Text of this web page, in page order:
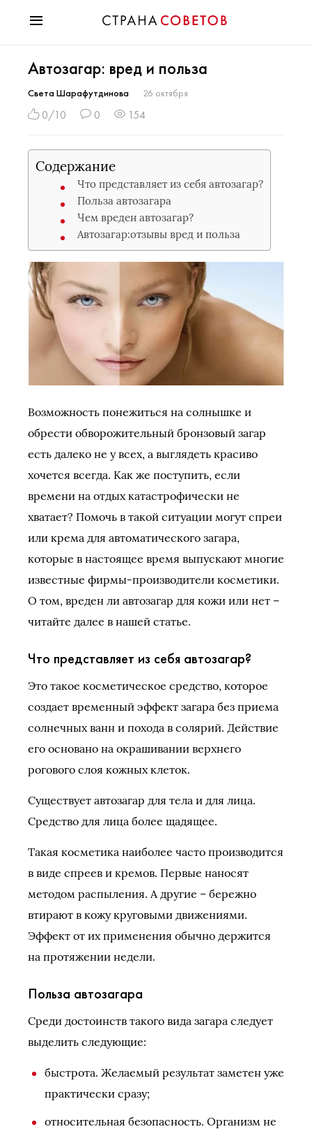
Мода
Звезды
Гороскопы
Психология
Хобби
Праздники
Автозагар: вред и польза
Света Шарафутдинова 26 октября
0/10 0 154
Содержание
Что представляет из себя автозагар?
Польза автозагара
Чем вреден автозагар?
Автозагар:отзывы вред и польза
Возможность понежиться на солнышке и
обрести обворожительный бронзовый загар
есть далеко не у всех, а выглядеть красиво
хочется всегда. Как же поступить, если
времени на отдых катастрофически не
хватает? Помочь в такой ситуации могут спреи
или крема для автоматического загара,
которые в настоящее время выпускают многие
известные фирмы-производители косметики.
О том, вреден ли автозагар для кожи или нет –
читайте далее в нашей статье.
Что представляет из себя автозагар?
Это такое косметическое средство, которое
создает временный эффект загара без приема
солнечных ванн и похода в солярий. Действие
его основано на окрашивании верхнего
рогового слоя кожных клеток.
Существует автозагар для тела и для лица.
Средство для лица более щадящее.
Такая косметика наиболее часто производится
в виде спреев и кремов. Первые наносят
методом распыления. А другие – бережно
втирают в кожу круговыми движениями.
Эффект от их применения обычно держится
на протяжении недели.
Польза автозагара
Среди достоинств такого вида загара следует
выделить следующие:
быстрота. Желаемый результат заметен уже
практически сразу;
относительная безопасность. Организм не